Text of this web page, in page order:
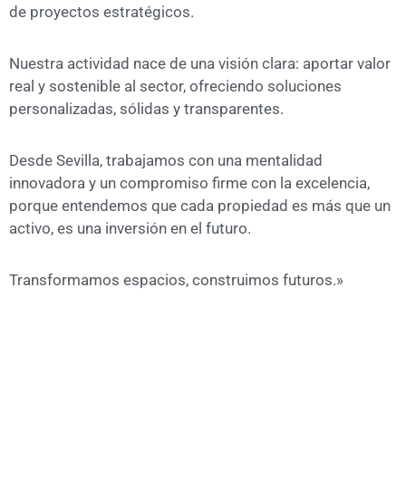
de proyectos estratégicos.
Nuestra actividad nace de una visión clara: aportar valor
real y sostenible al sector, ofreciendo soluciones
personalizadas, sólidas y transparentes.
Desde Sevilla, trabajamos con una mentalidad
innovadora y un compromiso firme con la excelencia,
porque entendemos que cada propiedad es más que un
activo, es una inversión en el futuro.
Transformamos espacios, construimos futuros.»